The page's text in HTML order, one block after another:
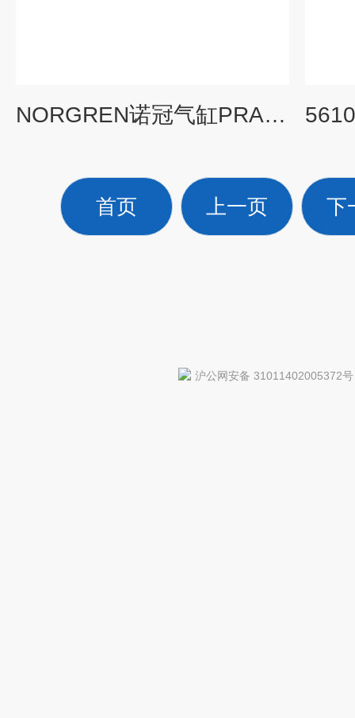
NORGREN诺冠气缸PRA/802125/M/1050产品类型
首页 上一页 下
沪公网安备 31011402005372号